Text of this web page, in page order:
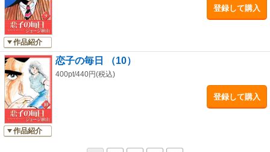
作品紹介
登録して購入
作品紹介
恋子の毎日 （10）
400pt/440円(税込)
登録して購入